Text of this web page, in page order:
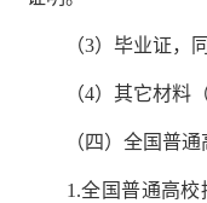
（3）毕业证，同
（4）其它材料（
（四）全国普通
1.全国普通高校